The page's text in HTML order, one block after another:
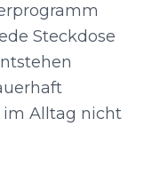
Steckdose
im Alltag nicht